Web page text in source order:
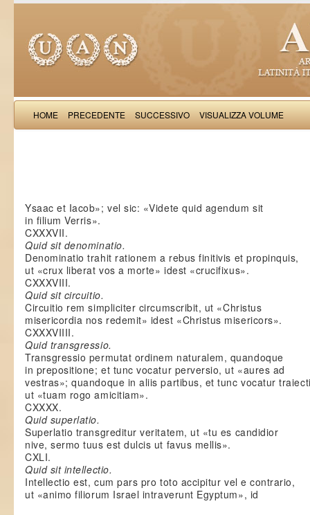
HOME PRECEDENTE SUCCESSIVO VISUALIZZA VOLUME
Ysaac et Iacob»; vel sic: «Videte quid agendum sit
in filium Verris».
CXXXVII.
Quid sit denominatio.
Denominatio trahit rationem a rebus finitivis et propinquis,
ut «crux liberat vos a morte» idest «crucifixus».
CXXXVIII.
Quid sit circuitio.
Circuitio rem simpliciter circumscribit, ut «Christus
misericordia nos redemit» idest «Christus misericors».
CXXXVIIII.
Quid transgressio.
Transgressio permutat ordinem naturalem, quandoque
in prepositione; et tunc vocatur perversio, ut «aures ad
vestras»; quandoque in aliis partibus, et tunc vocatur
ut «tuam rogo amicitiam».
CXXXX.
Quid superlatio.
Superlatio transgreditur veritatem, ut «tu es candidior
nive, sermo tuus est dulcis ut favus mellis».
CXLI.
Quid sit intellectio.
Intellectio est, cum pars pro toto accipitur vel e contrario,
ut «animo filiorum Israel intraverunt Egyptum», id